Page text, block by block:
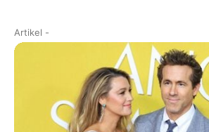
Artikel -